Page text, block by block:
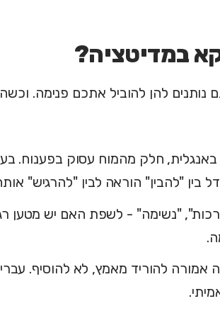
במדיטציה?
להן להוביל אתכם פנימה.
חלק מהמוח עסוק בפענוח.
בין "להבין" הוראה לבין "להרגיש"
"נשימה" - לשפת האם יש מטען
אמורה להוריד מאמץ, לא להוסיף.